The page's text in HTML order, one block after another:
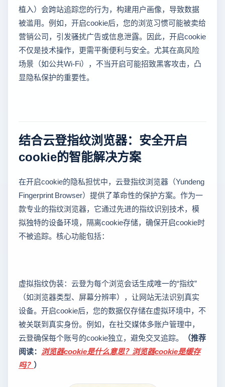
植入）会跨站追踪您的行为，构建用户画像，导致数据
被滥用。例如，开启cookie后，您的浏览习惯可能被卖给
营销公司，引发骚扰广告或信息泄露。因此，开启cookie
不仅是技术操作，更需平衡便利与安全。尤其在高风险
场景（如公共Wi-Fi），不当开启可能招致黑客攻击，凸
显隐私保护的重要性。
结合云登指纹浏览器：安全开启
cookie的智能解决方案
在开启cookie的隐私担忧中，云登指纹浏览器（Yundeng
Fingerprint Browser）提供了革命性的保护方案。作为一
款专业的指纹浏览器，它通过先进的指纹识别技术，模
拟独特的设备环境，隔离cookie存储，确保开启cookie时
不被追踪。核心功能包括：
虚拟指纹伪装：云登为每个浏览会话生成唯一的“指纹”
（如浏览器类型、屏幕分辨率），让网站无法识别真实
设备。开启cookie后，您的数据仅存储在虚拟环境中，不
被关联到真实身份。例如，在社交媒体多账户管理中，
云登确保每个账号的cookie独立，避免交叉追踪。
（推荐
阅读： 浏览器cookie是什么意思？浏览器cookie是缓存
吗？ ）